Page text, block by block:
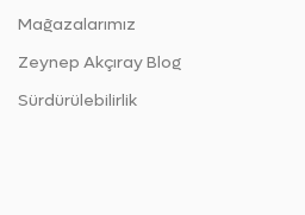
Mağazalarımız
Zeynep Akçıray Blog
Sürdürülebilirlik